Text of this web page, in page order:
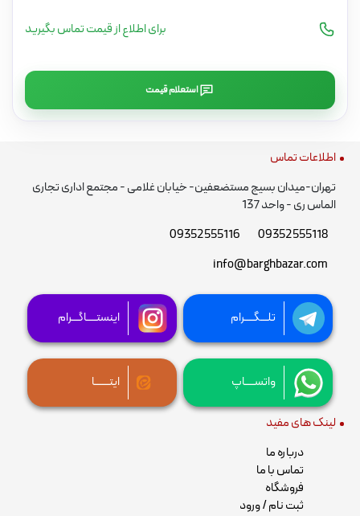
برای اطلاع از قیمت تماس بگیرید
استعلام قیمت
اطلاعات تماس
تهران-میدان بسیج مستضعفین- خیابان غلامی - مجتمع اداری تجاری
الماس ری - واحد 137
09352555118
09352555116
info@barghbazar.com
تلـــگــــرام اینستــــاگـــرام
واتســــاپ ایتــــــا
لینک های مفید
درباره ما
تماس با ما
فروشگاه
ثبت نام / ورود